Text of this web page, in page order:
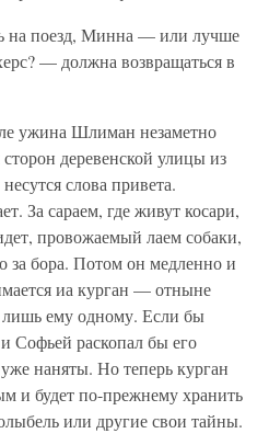
на поезд, Минна — или лучше
— должна возвращаться в
ужина Шлиман незаметно
деревенской улицы из
слова привета.
За сараем, где живут косари,
провожаемый лаем собаки,
за бора. Потом он медленно и
иа курган — отныне
лишь ему одному. Если бы
Софьей раскопал бы его
наняты. Но теперь курган
и будет по-прежнему хранить
или другие свои тайны.